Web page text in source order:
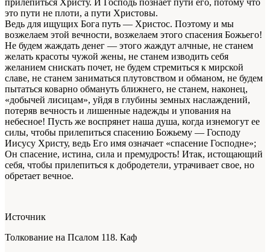
прилепиться Христу. И Господь познает пути его, потому что
это пути не плоти, а пути Христовы.
Ведь для ищущих Бога путь — Христос. Поэтому и мы
возжелаем этой вечности, возжелаем этого спасения Божьего!
Не будем жаждать денег — этого жаждут алчные, не станем
желать красоты чужой жены, не станем изводить себя
желанием снискать почет, не будем стремиться к мирской
славе, не станем заниматься плутовством и обманом, не будем
пытаться коварно обмануть ближнего, не станем, наконец,
«добычей лисицам», уйдя в глубины земных наслаждений,
потеряв вечность и лишенные надежды и упования на
небесное! Пусть же воспрянет наша душа, когда изнемогут ее
силы, чтобы прилепиться спасению Божьему — Господу
Иисусу Христу, ведь Его имя означает «спасение Господне»;
Он спасение, истина, сила и премудрость! Итак, истощающий
себя, чтобы прилепиться к добродетели, утрачивает свое, но
обретает вечное.
Источник
Толкование на Псалом 118. Каф